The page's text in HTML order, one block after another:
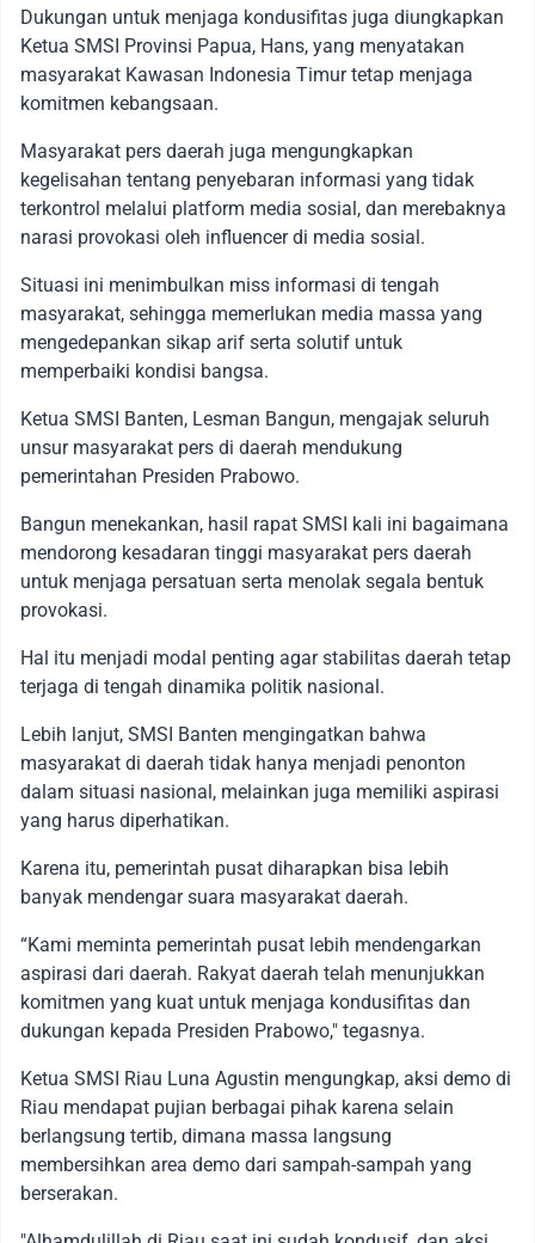
Dukungan untuk menjaga kondusifitas juga diungkapkan
Ketua SMSI Provinsi Papua, Hans, yang menyatakan
masyarakat Kawasan Indonesia Timur tetap menjaga
komitmen kebangsaan.
Masyarakat pers daerah juga mengungkapkan
kegelisahan tentang penyebaran informasi yang tidak
terkontrol melalui platform media sosial, dan merebaknya
narasi provokasi oleh influencer di media sosial.
Situasi ini menimbulkan miss informasi di tengah
masyarakat, sehingga memerlukan media massa yang
mengedepankan sikap arif serta solutif untuk
memperbaiki kondisi bangsa.
Ketua SMSI Banten, Lesman Bangun, mengajak seluruh
unsur masyarakat pers di daerah mendukung
pemerintahan Presiden Prabowo.
Bangun menekankan, hasil rapat SMSI kali ini bagaimana
mendorong kesadaran tinggi masyarakat pers daerah
untuk menjaga persatuan serta menolak segala bentuk
provokasi.
Hal itu menjadi modal penting agar stabilitas daerah tetap
terjaga di tengah dinamika politik nasional.
Lebih lanjut, SMSI Banten mengingatkan bahwa
masyarakat di daerah tidak hanya menjadi penonton
dalam situasi nasional, melainkan juga memiliki aspirasi
yang harus diperhatikan.
Karena itu, pemerintah pusat diharapkan bisa lebih
banyak mendengar suara masyarakat daerah.
“Kami meminta pemerintah pusat lebih mendengarkan
aspirasi dari daerah. Rakyat daerah telah menunjukkan
komitmen yang kuat untuk menjaga kondusifitas dan
dukungan kepada Presiden Prabowo," tegasnya.
Ketua SMSI Riau Luna Agustin mengungkap, aksi demo di
Riau mendapat pujian berbagai pihak karena selain
berlangsung tertib, dimana massa langsung
membersihkan area demo dari sampah-sampah yang
berserakan.